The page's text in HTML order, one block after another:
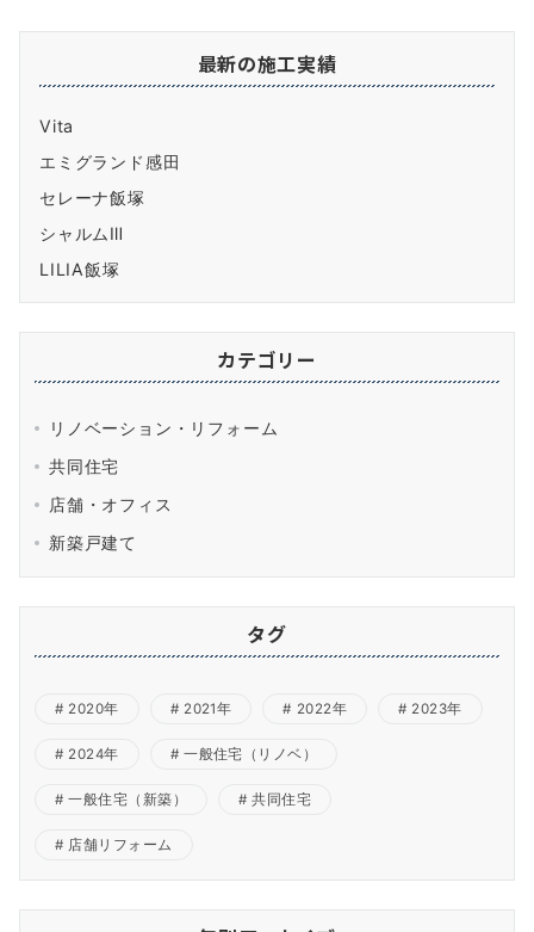
最新の施工実績
Vita
エミグランド感田
セレーナ飯塚
シャルムⅢ
LILIA飯塚
カテゴリー
リノベーション・リフォーム
共同住宅
店舗・オフィス
新築戸建て
タグ
2020年 2021年 2022年 2023年
2024年 一般住宅（リノベ）
一般住宅（新築） 共同住宅
店舗リフォーム